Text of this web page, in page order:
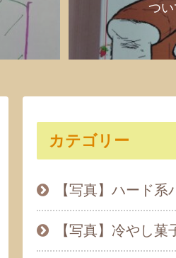
つ
カテゴリー
【写真】ハード系
【写真】冷やし菓